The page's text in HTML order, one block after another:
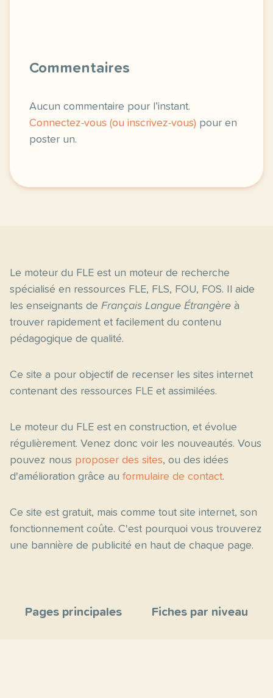
Commentaires
Aucun commentaire pour l’instant.
Connectez-vous (ou inscrivez-vous) pour en
poster un.
Le moteur du FLE est un moteur de recherche
spécialisé en ressources FLE, FLS, FOU, FOS. Il aide
les enseignants de Français Langue Étrangère à
trouver rapidement et facilement du contenu
pédagogique de qualité.
Ce site a pour objectif de recenser les sites internet
contenant des ressources FLE et assimilées.
Le moteur du FLE est en construction, et évolue
régulièrement. Venez donc voir les nouveautés. Vous
pouvez nous proposer des sites, ou des idées
d'amélioration grâce au formulaire de contact.
Ce site est gratuit, mais comme tout site internet, son
fonctionnement coûte. C'est pourquoi vous trouverez
une bannière de publicité en haut de chaque page.
Pages principales Fiches par niveau